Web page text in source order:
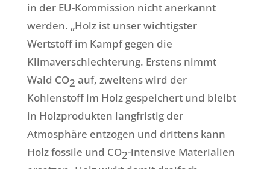
in der EU-Kommission nicht anerkannt
werden. „Holz ist unser wichtigster
Wertstoff im Kampf gegen die
Klimaverschlechterung. Erstens nimmt
Wald CO2 auf, zweitens wird der
Kohlenstoff im Holz gespeichert und bleibt
in Holzprodukten langfristig der
Atmosphäre entzogen und drittens kann
Holz fossile und CO2-intensive Materialien